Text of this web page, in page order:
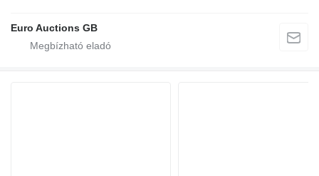
Euro Auctions GB